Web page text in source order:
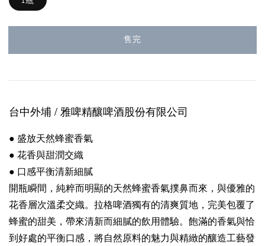
售完
台中外埔 / 雅啤精釀啤酒股份有限公司
● 盛放天然蜂蜜香氣
● 花香與甜潤交織
● 口感平衡清新細膩
開瓶瞬間，純粹而明顯的天然蜂蜜香氣撲鼻而來，與優雅的
花香層次溫柔交織。拉格啤酒獨有的清爽質地，完美包覆了
蜂蜜的甜美，帶來清新而細膩的飲用體驗。飽滿的香氣與恰
到好處的平衡口感，將自然原料的魅力與精緻的釀造工藝發